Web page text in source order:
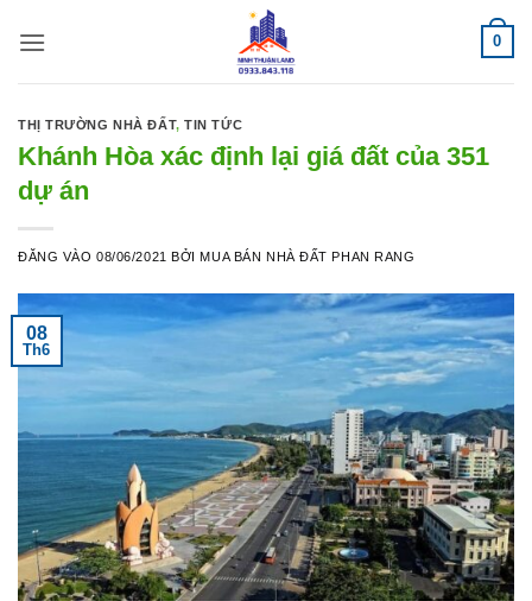
qua
0
THỊ TRƯỜNG NHÀ ĐẤT,TIN TỨC
Khánh Hòa xác định lại giá đất của 351
dự án
ĐĂNG VÀO08/06/2021 BỞI MUA BÁN NHÀ ĐẤT PHAN RANG
08
Th6